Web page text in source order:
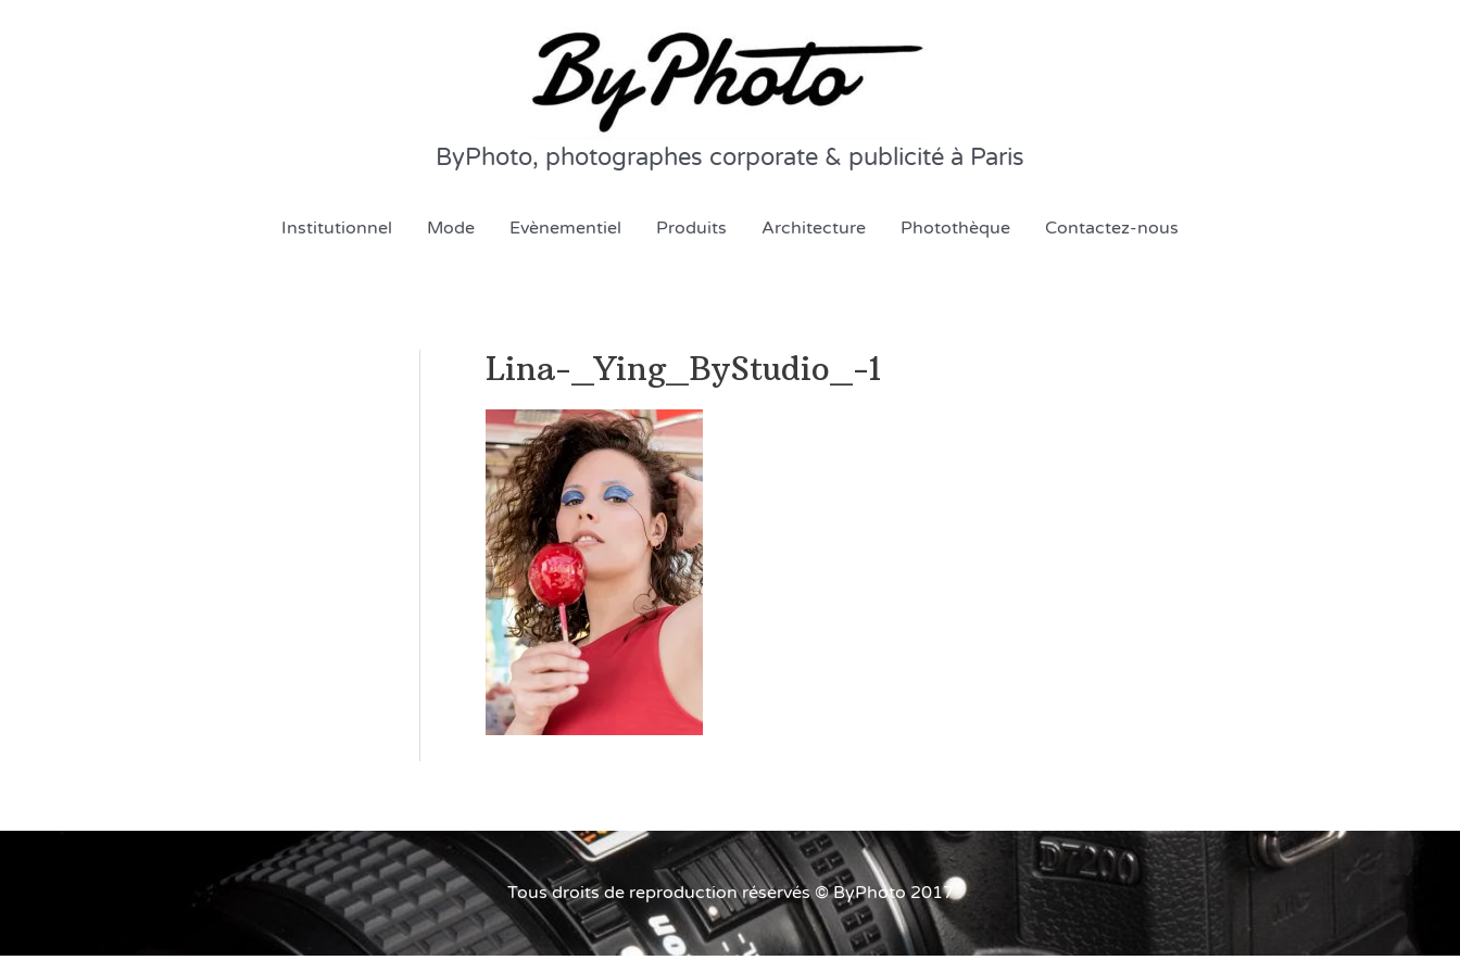
ByPhoto, photographes corporate & publicité à Paris
Institutionnel Mode Evènementiel Produits Architecture Photothèque Contactez-nous
Lina-_Ying_ByStudio_-1
Tous droits de reproduction réservés © ByPhoto 2017